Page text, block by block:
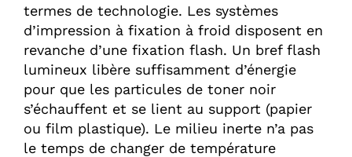
termes de technologie. Les systèmes
d’impression à fixation à froid disposent en
revanche d’une fixation flash. Un bref flash
lumineux libère suffisamment d’énergie
pour que les particules de toner noir
s’échauffent et se lient au support (papier
ou film plastique). Le milieu inerte n’a pas
le temps de changer de température